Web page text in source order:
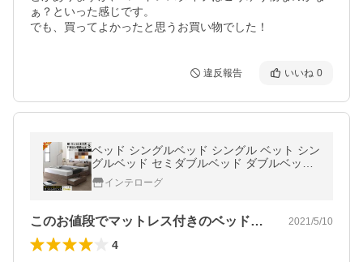
ぁ？といった感じです。
でも、買ってよかったと思うお買い物でした！
違反報告 いいね 0
ベッド シングルベッド シングル ベット シン
グルベッド セミダブルベッド ダブルベッド
ベッドフレーム マットレス付き 収納付き マ
ットレス付き シングル
インテローグ
このお値段でマットレス付きのベッドが購… 2021/5/10
4